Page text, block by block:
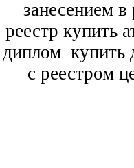
занесением
реестр купить
диплом купить
с реестром